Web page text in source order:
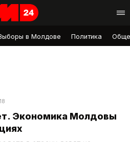
в Молдове Политика
Экономика Молдовы